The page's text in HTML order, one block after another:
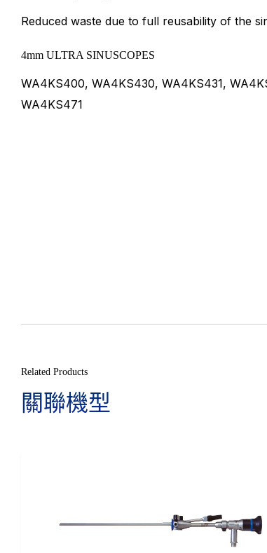
Reduced waste due to full reusability of the
4mm ULTRA SINUSCOPES
WA4KS400, WA4KS430, WA4KS431,
WA4KS471
Related Products
關聯機型